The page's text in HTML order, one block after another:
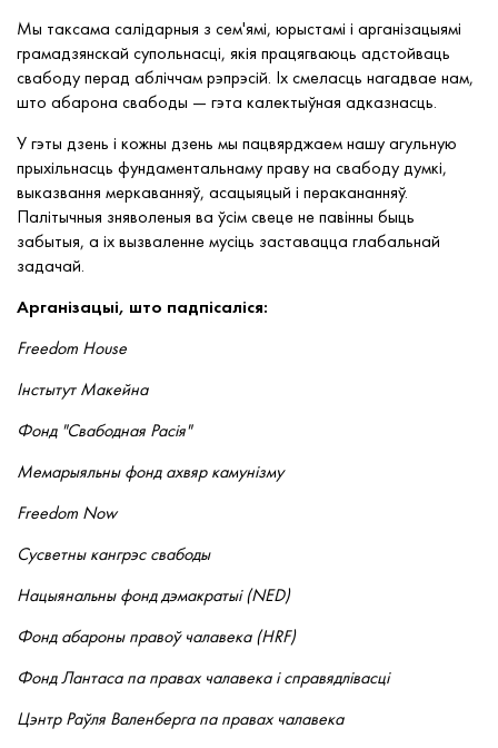
Мы таксама салідарныя з сем'ямі, юрыстамі і арганізацыямі
грамадзянскай супольнасці, якія працягваюць адстойваць
свабоду перад абліччам рэпрэсій. Іх смеласць нагадвае нам,
што абарона свабоды — гэта калектыўная адказнасць.
У гэты дзень і кожны дзень мы пацвярджаем нашу агульную
прыхільнасць фундаментальнаму праву на свабоду думкі,
выказвання меркаванняў, асацыяцый і перакананняў.
Палітычныя зняволеныя ва ўсім свеце не павінны быць
забытыя, а іх вызваленне мусіць заставацца глабальнай
задачай.
Арганізацыі, што падпісаліся:
Freedom House
Інстытут Макейна
Фонд "Свабодная Расія"
Мемарыяльны фонд ахвяр камунізму
Freedom Now
Сусветны кангрэс свабоды
Нацыянальны фонд дэмакратыі (NED)
Фонд абароны правоў чалавека (HRF)
Фонд Лантаса па правах чалавека і справядлівасці
Цэнтр Раўля Валенберга па правах чалавека